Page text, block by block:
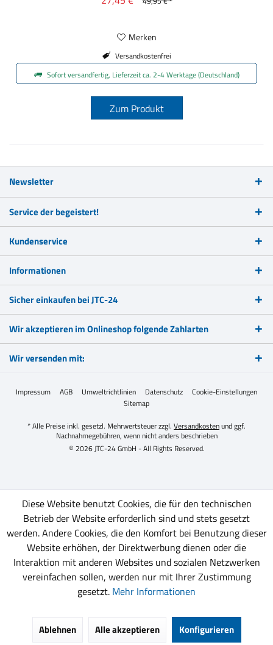
Merken
Versandkostenfrei
Sofort versandfertig, Lieferzeit ca. 2-4 Werktage (Deutschland)
Zum Produkt
Newsletter
Service der begeistert!
Kundenservice
Informationen
Sicher einkaufen bei JTC-24
Wir akzeptieren im Onlineshop folgende Zahlarten
Wir versenden mit:
Impressum AGB Umweltrichtlinien Datenschutz
Cookie-Einstellungen
Sitemap
* Alle Preise inkl. gesetzl. Mehrwertsteuer zzgl. Versandkostenund ggf.
Nachnahmegebühren, wenn nicht anders beschrieben
© 2026 JTC-24 GmbH - All Rights Reserved.
Diese Website benutzt Cookies, die für den technischen
Betrieb der Website erforderlich sind und stets gesetzt
werden. Andere Cookies, die den Komfort bei Benutzung dieser
Website erhöhen, der Direktwerbung dienen oder die
Interaktion mit anderen Websites und sozialen Netzwerken
vereinfachen sollen, werden nur mit Ihrer Zustimmung
gesetzt. Mehr Informationen
Ablehnen Alle akzeptieren Konfigurieren